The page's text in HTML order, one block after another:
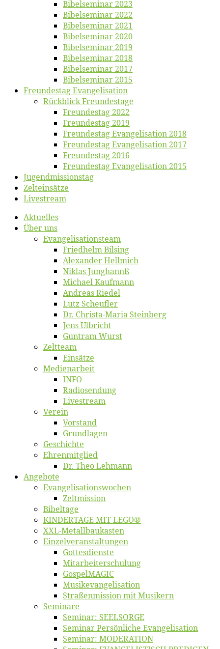
Bi­bel­se­mi­nar 2023
Bi­bel­se­mi­nar 2022
Bi­bel­se­mi­nar 2021
Bi­bel­se­mi­nar 2020
Bi­bel­se­mi­nar 2019
Bi­bel­se­mi­nar 2018
Bibelsemi­nar 2017
Bibelsemi­nar 2015
Freun­des­tag Evangelisation
Rück­blick Freundestage
Freun­des­tag 2022
Freun­des­tag 2019
Freun­des­tag Evan­ge­li­sa­ti­on 2018
Freun­des­tag Evan­ge­li­sa­ti­on 2017
Freun­des­tag 2016
Freun­des­tag Evan­ge­li­sa­ti­on 2015
Jugend­mis­sions­tag
Zelt­ein­sät­ze
Live­stream
Ak­tu­el­les
Über uns
Evangelisa­tions­team
Fried­helm Bilsing
Alex­an­der Hellmich
Ni­klas Junghannß
Mi­cha­el Kaufmann
An­dre­as Riedel
Lutz Scheuf­ler
Dr. Chris­­ta-Ma­ria Steinberg
Jens Ulb­richt
Gun­tram Wurst
Zelt­team
Ein­sät­ze
Me­di­en­ar­beit
INFO
Ra­dio­sen­dung
Live­stream
Ver­ein
Vor­stand
Grund­la­gen
Ge­schich­te
Eh­ren­mit­glied
Dr. Theo Lehmann
An­ge­bo­te
Evangelisa­tions­wo­chen
Zelt­mis­si­on
Bi­bel­ta­ge
KINDERTAGE MIT LEGO®
XXL-Me­­tal­l­­bau­­kas­­ten
Einzelver­an­stal­tungen
Got­tes­diens­te
Mitarbeiter­schulung
Gos­pel­MA­GIC
Musikevan­ge­li­sa­tion
Straßenmis­sion mit Musikern
Se­mi­na­re
Se­mi­nar: SEELSORGE
Se­mi­nar Per­sön­li­che Evangelisation
Se­mi­nar: MODERATION